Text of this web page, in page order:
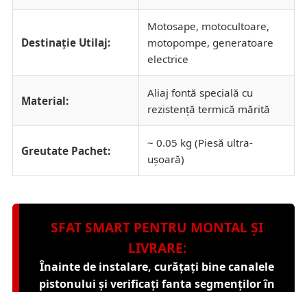
Destinație Utilaj:
Motosape, motocultoare,
motopompe, generatoare
electrice
Material:
Aliaj fontă specială cu
rezistență termică mărită
Greutate Pachet:
~ 0.05 kg (Piesă ultra-
ușoară)
SFAT SMART PENTRU MONTAL ȘI
LIVRARE:
Înainte de instalare, curățați bine canalele
pistonului și verificați fanta segmenților în